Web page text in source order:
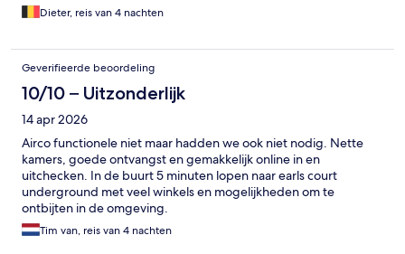
Dieter, reis van 4 nachten
Geverifieerde beoordeling
10/10 – Uitzonderlijk
14 apr 2026
Airco functionele niet maar hadden we ook niet nodig. Nette
kamers, goede ontvangst en gemakkelijk online in en
uitchecken. In de buurt 5 minuten lopen naar earls court
underground met veel winkels en mogelijkheden om te
ontbijten in de omgeving.
Tim van, reis van 4 nachten